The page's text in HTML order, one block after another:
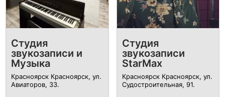
Студия
звукозаписи и
Музыка
Красноярск Красноярск, ул.
Авиаторов, 33.
Студия
звукозаписи
StarMax
Красноярск Красноярск, ул. ​
Судостроительная, 91.